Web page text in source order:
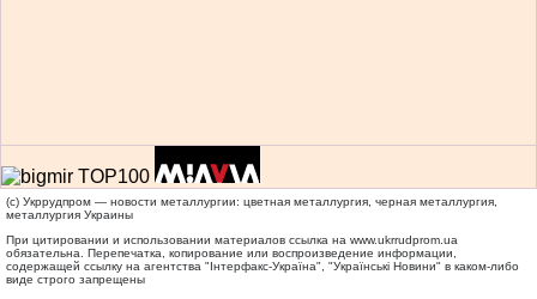
(c) Укррудпром — новости металлургии: цветная металлургия, черная металлургия,
металлургия Украины
При цитировании и использовании материалов ссылка на www.ukrrudprom.ua
обязательна. Перепечатка, копирование или воспроизведение информации,
содержащей ссылку на агентства "Iнтерфакс-Україна", "Українськi Новини" в каком-либо
виде строго запрещены